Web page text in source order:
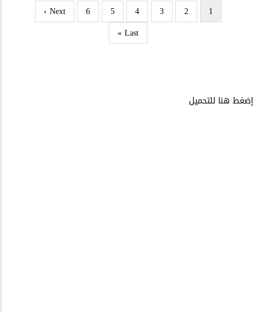
Pagination
Current
page
1
Page
2
Page
3
Page
4
Page
5
Page
6
Next
page
Next ›
Last
page
Last »
إضغط هنا للتحميل